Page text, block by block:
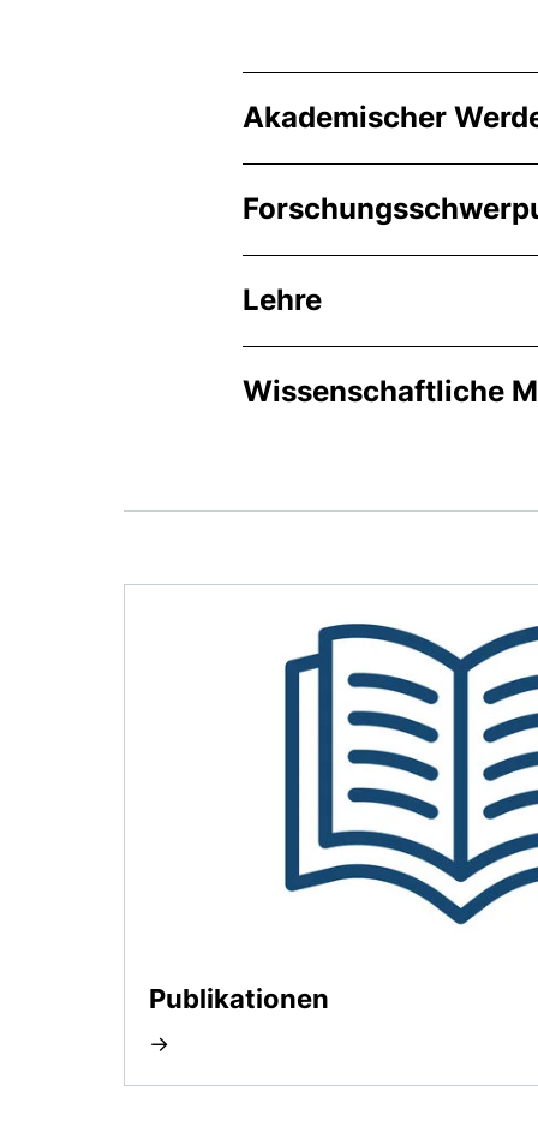
Akademischer
Lehre
Wissenschaftliche
Publikationen
→